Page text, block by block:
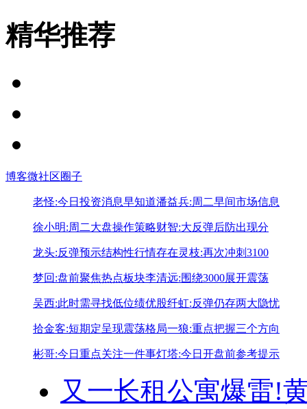
精华推荐
博客微社区圈子
老怪:今日投资消息早知道潘益兵:周二早间市场信息
徐小明:周二大盘操作策略财智:大反弹后防出现分
龙头:反弹预示结构性行情存在灵枝:再次冲刺3100
梦回:盘前聚焦热点板块李清远:围绕3000展开震荡
吴西:此时需寻找低位绩优股纤虹:反弹仍存两大隐忧
拾金客:短期定呈现震荡格局一狼:重点把握三个方向
彬哥:今日重点关注一件事灯塔:今日开盘前参考提示
又一长租公寓爆雷!